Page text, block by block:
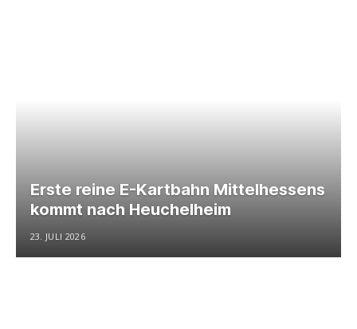
Erste reine E-Kartbahn Mittelhessens
kommt nach Heuchelheim
23. JULI 2026